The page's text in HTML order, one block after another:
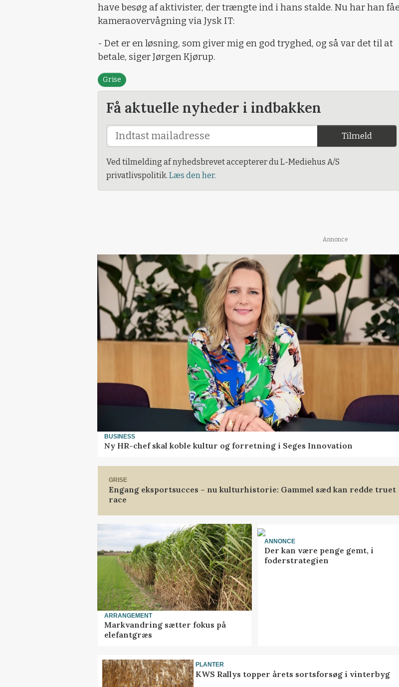
have besøg af aktivister, der trængte ind i hans stalde. Nu har han
kameraovervågning via Jysk IT:
- Det er en løsning, som giver mig en god tryghed, og så var det til at
betale, siger Jørgen Kjørup.
Grise
Få aktuelle nyheder i indbakken
Tilmeld
Ved tilmelding af nyhedsbrevet accepterer du L-Mediehus A/S
privatlivspolitik. Læs den her.
Annonce
BUSINESS
Ny HR-chef skal koble kultur og forretning i Seges Innovation
GRISE
Engang eksportsucces – nu kulturhistorie: Gammel sæd kan redde truet
race
ARRANGEMENT
Markvandring sætter fokus på
elefantgræs
ANNONCE
Der kan være penge gemt, i
foderstrategien
PLANTER
KWS Rallys topper årets sortsforsøg i vinterbyg